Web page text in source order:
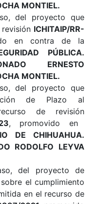
MONTIEL.
del proyecto que
ICHITAIP/RR-
en contra de la
PÚBLICA.
ERNESTO
MONTIEL.
del proyecto que
de Plazo al
de revisión
, promovido en
DE CHIHUAHUA.
RODOLFO LEYVA
del proyecto de
el cumplimiento
en el recurso de